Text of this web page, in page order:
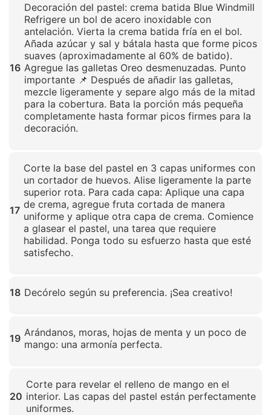
16
Decoración del pastel: crema batida Blue Windmill
Refrigere un bol de acero inoxidable con
antelación. Vierta la crema batida fría en el bol.
Añada azúcar y sal y bátala hasta que forme picos
suaves (aproximadamente al 60% de batido).
Agregue las galletas Oreo desmenuzadas. Punto
importante 📌 Después de añadir las galletas,
mezcle ligeramente y separe algo más de la mitad
para la cobertura. Bata la porción más pequeña
completamente hasta formar picos firmes para la
decoración.
17
Corte la base del pastel en 3 capas uniformes con
un cortador de huevos. Alise ligeramente la parte
superior rota. Para cada capa: Aplique una capa
de crema, agregue fruta cortada de manera
uniforme y aplique otra capa de crema. Comience
a glasear el pastel, una tarea que requiere
habilidad. Ponga todo su esfuerzo hasta que esté
satisfecho.
18 Decórelo según su preferencia. ¡Sea creativo!
19 Arándanos, moras, hojas de menta y un poco de
mango: una armonía perfecta.
20
Corte para revelar el relleno de mango en el
interior. Las capas del pastel están perfectamente
uniformes.